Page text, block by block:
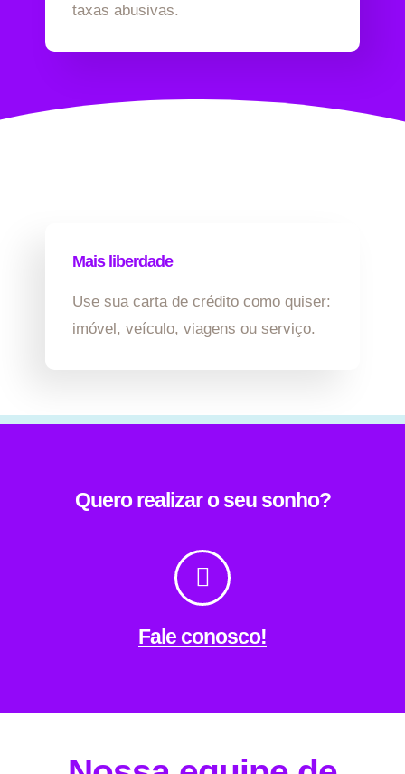
taxas abusivas.
Mais liberdade
Use sua carta de crédito como quiser:
imóvel, veículo, viagens ou serviço.
Quero realizar o seu sonho?
Fale conosco!